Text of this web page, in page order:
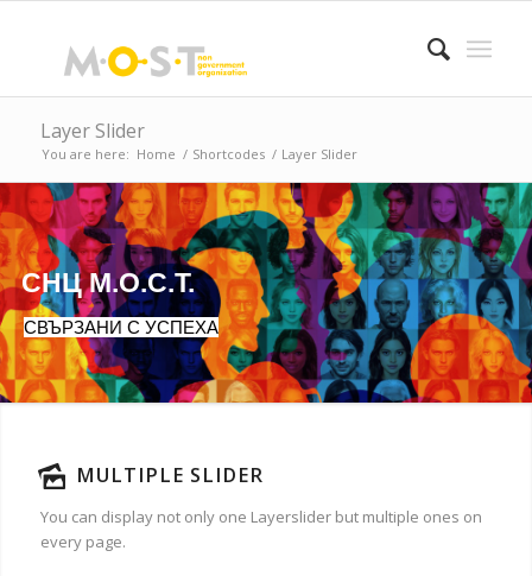
Layer Slider
You are here: Home / Shortcodes / Layer Slider
СВЪРЗАНИ С УСПЕХА
СНЦ М.О.С.Т.
MULTIPLE SLIDER
You can display not only one Layerslider but multiple ones on
every page.